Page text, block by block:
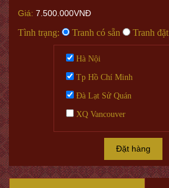
Giá: 7.500.000VNĐ
Tình trạng: Tranh có sẵn Tranh đặt
Hà Nội
Tp Hồ Chí Minh
Đà Lạt Sử Quán
XQ Vancouver
Đặt hàng